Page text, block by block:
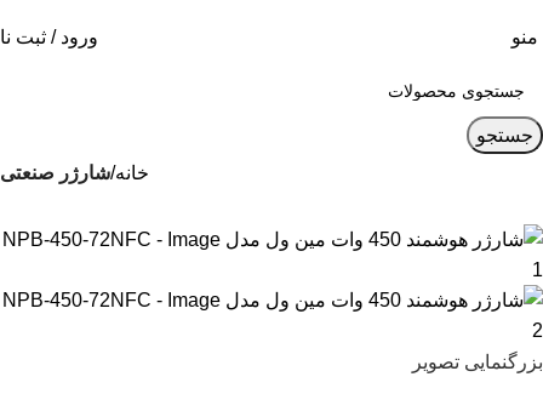
منو ورود / ثبت
جستجو
خانه شارژر صنعتی
بزرگنمایی تصویر